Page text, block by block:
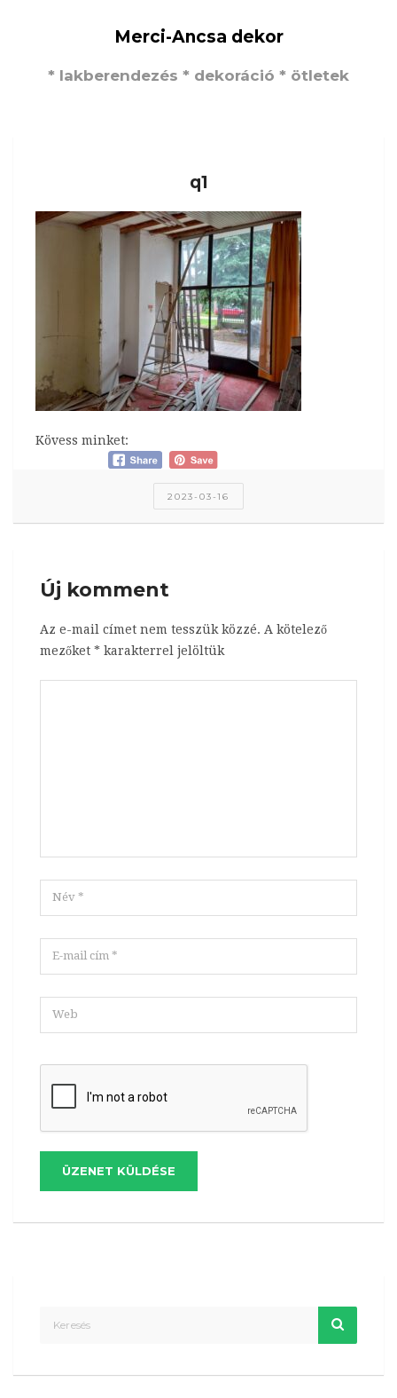
Merci-Ancsa dekor
* lakberendezés * dekoráció * ötletek
q1
Kövess minket:
2023-03-16
Új komment
Az e-mail címet nem tesszük közzé. A kötelező
mezőket * karakterrel jelöltük
ÜZENET KÜLDÉSE